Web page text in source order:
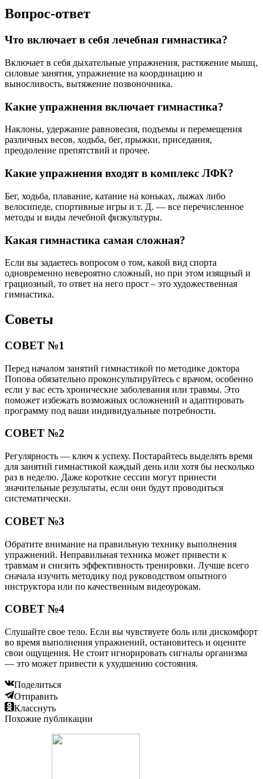
Вопрос-ответ
Что включает в себя лечебная гимнастика?
Включает в себя дыхательные упражнения, растяжение мышц,
силовые занятия, упражнение на координацию и
выносливость, вытяжение позвоночника.
Какие упражнения включает гимнастика?
Наклоны, удержание равновесия, подъемы и перемещения
различных весов, ходьба, бег, прыжки, приседания,
преодоление препятствий и прочее.
Какие упражнения входят в комплекс ЛФК?
Бег, ходьба, плавание, катание на коньках, лыжах либо
велосипеде, спортивные игры и т. Д. — все перечисленное
методы и виды лечебной физкультуры.
Какая гимнастика самая сложная?
Если вы задаетесь вопросом о том, какой вид спорта
одновременно невероятно сложный, но при этом изящный и
грациозный, то ответ на него прост – это художественная
гимнастика.
Советы
СОВЕТ №1
Перед началом занятий гимнастикой по методике доктора
Попова обязательно проконсультируйтесь с врачом, особенно
если у вас есть хронические заболевания или травмы. Это
поможет избежать возможных осложнений и адаптировать
программу под ваши индивидуальные потребности.
СОВЕТ №2
Регулярность — ключ к успеху. Постарайтесь выделять время
для занятий гимнастикой каждый день или хотя бы несколько
раз в неделю. Даже короткие сессии могут принести
значительные результаты, если они будут проводиться
систематически.
СОВЕТ №3
Обратите внимание на правильную технику выполнения
упражнений. Неправильная техника может привести к
травмам и снизить эффективность тренировки. Лучше всего
сначала изучить методику под руководством опытного
инструктора или по качественным видеоурокам.
СОВЕТ №4
Слушайте свое тело. Если вы чувствуете боль или дискомфорт
во время выполнения упражнений, остановитесь и оцените
свои ощущения. Не стоит игнорировать сигналы организма
— это может привести к ухудшению состояния.
Поделиться
Отправить
Класснуть
Похожие публикации